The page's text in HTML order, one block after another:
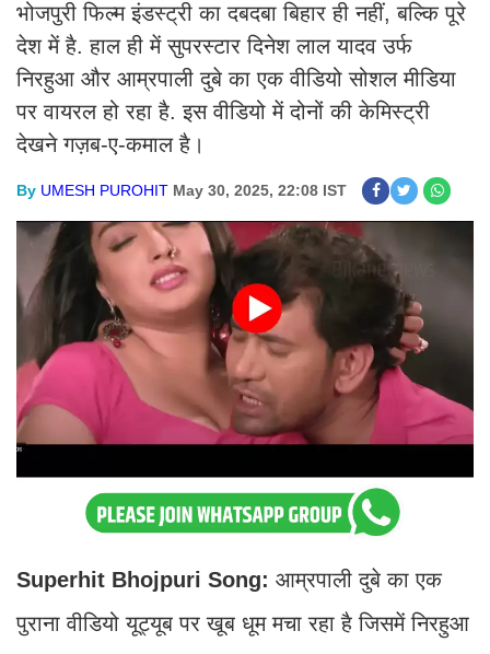
भोजपुरी फिल्म इंडस्ट्री का दबदबा बिहार ही नहीं, बल्कि पूरे
देश में है. हाल ही में सुपरस्टार दिनेश लाल यादव उर्फ ​​
निरहुआ और आम्रपाली दुबे का एक वीडियो सोशल मीडिया
पर वायरल हो रहा है. इस वीडियो में दोनों की केमिस्ट्री
देखने गज़ब-ए-कमाल है।
By UMESH PUROHIT May 30, 2025, 22:08 IST
Superhit Bhojpuri Song: आम्रपाली दुबे का एक
पुराना वीडियो यूट्यूब पर खूब धूम मचा रहा है जिसमें निरहुआ